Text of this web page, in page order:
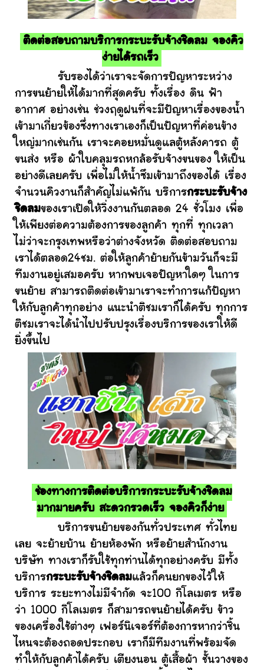
ติดต่อสอบถามบริการกระบะรับจ้างชิดลม จองคิว
ง่ายได้รถเร็ว
รับรองได้ว่าเราจะจัดการปัญหาระหว่าง
การขนย้ายให้ได้มากที่สุดครับ ทั้งเรื่อง ดิน ฟ้า
อากาศ อย่างเช่น ช่วงฤดูฝนที่จะมีปัญหาเรื่องของน้ำ
เข้ามาเกี่ยวข้องซึ่งทางเราเองก็เป็นปัญหาที่ค่อนข้าง
ใหญ่มากเช่นกัน เราจะคอยหมั่นดูแลตู้หลังคารถ ตู้
ขนส่ง หรือ ผ้าใบคลุมรถหกล้อรับจ้างขนของ ให้เป็น
อย่างดีเลยครับ เพื่อไม่ให้น้ำซึมเข้ามาถึงของได้ เรื่อง
จำนวนคิวงานก็สำคัญไม่แพ้กัน บริการกระบะรับจ้าง
ชิดลมของเราเปิดให้วิ่งงานกันตลอด 24 ชั่วโมง เพื่อ
ให้เพียงต่อความต้องการของลูกค้า ทุกที่ ทุกเวลา
ไม่ว่าจะกรุงเทพหรือว่าต่างจังหวัด ติดต่อสอบถาม
เราได้ตลอด24ชม. ต่อให้ลูกค้าย้ายกันข้ามวันก็จะมี
ทีมงานอยู่เสมอครับ หากพบเจอปัญหาใดๆ ในการ
ขนย้าย สามารถติดต่อเข้ามาเราจะทำการแก้ปัญหา
ให้กับลูกค้าทุกอย่าง แนะนำติชมเราก็ได้ครับ ทุกการ
ติชมเราจะได้นำไปปรับปรุงเรื่องบริการของเราให้ดี
ยิ่งขึ้นไป
ช่องทางการติดต่อบริการกระบะรับจ้างชิดลม
มากมายครับ สะดวกรวดเร็ว จองคิวก็ง่าย
บริการขนย้ายของกันทั่วประเทศ ทั่วไทย
เลย จะย้ายบ้าน ย้ายห้องพัก หรือย้ายสำนักงาน
บริษัท ทางเราก็รับใช้ทุกท่านได้ทุกอย่างครับ มีทั้ง
บริการกระบะรับจ้างชิดลมแล้วก็คนยกของไว้ให้
บริการ ระยะทางไม่มีจำกัด จะ100 กิโลเมตร หรือ
ว่า 1000 กิโลเมตร ก็สามารถขนย้ายได้ครับ ข้าว
ของเครื่องใช้ต่างๆ เฟอร์นิเจอร์ที่ต้องการหากว่าชิ้น
ไหนจะต้องถอดประกอบ เราก็มีทีมงานที่พร้อมจัด
ทำให้กับลูกค้าได้ครับ เตียงนอน ตู้เสื้อผ้า ชั้นวางของ